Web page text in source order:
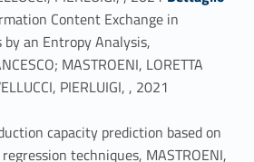
Content Exchange in
an Entropy Analysis,
MASTROENI, LORETTA
PIERLUIGI, , 2021
capacity prediction based on
techniques, MASTROENI,